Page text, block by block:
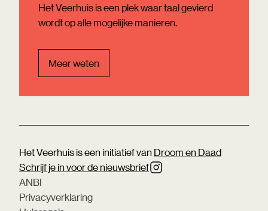
Het Veerhuis is een plek waar taal gevierd
wordt op alle mogelijke manieren.
Meer weten
Het Veerhuis is een initiatief van Droom en Daad
ANBI
Privacyverklaring
Schrijf je in voor de nieuwsbrief